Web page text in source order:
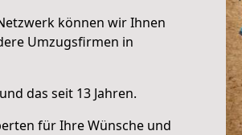
können wir Ihnen
Umzugsfirmen in
das seit 13 Jahren.
für Ihre Wünsche und